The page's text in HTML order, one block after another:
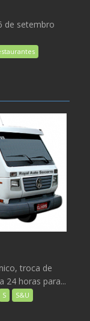
de setembro
troca de
24 horas para...
S
S&U